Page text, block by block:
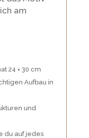
am
24 × 30 cm
Aufbau in
und
du auf jedes